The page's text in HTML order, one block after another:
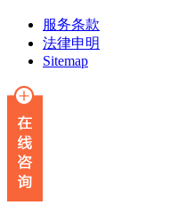
服务条款
法律申明
Sitemap